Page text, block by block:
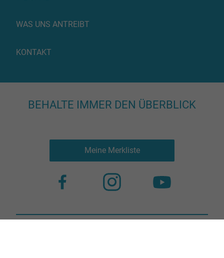
WAS UNS ANTREIBT
KONTAKT
BEHALTE IMMER DEN ÜBERBLICK
Meine Merkliste